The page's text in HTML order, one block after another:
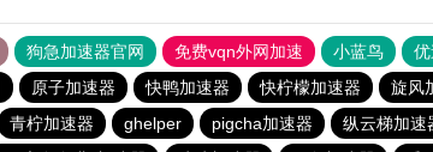
狗急加速器官网 免费vqn外网加速 小蓝鸟
原子加速器 快鸭加速器 快柠檬加速器 旋风
青柠加速器 ghelper pigcha加速器 纵云梯加速